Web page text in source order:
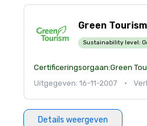
Green Tourism
Sustainability level:
Certificeringsorgaan:Green
Uitgegeven: 16-11-2007
•
Details weergeven